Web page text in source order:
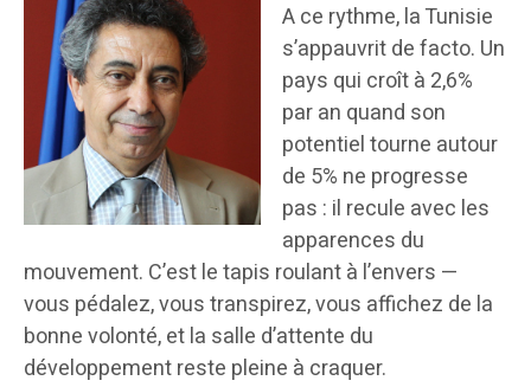
A ce rythme, la Tunisie
s’appauvrit de facto. Un
pays qui croît à 2,6%
par an quand son
potentiel tourne autour
de 5% ne progresse
pas : il recule avec les
apparences du
mouvement. C’est le tapis roulant à l’envers —
vous pédalez, vous transpirez, vous affichez de la
bonne volonté, et la salle d’attente du
développement reste pleine à craquer.